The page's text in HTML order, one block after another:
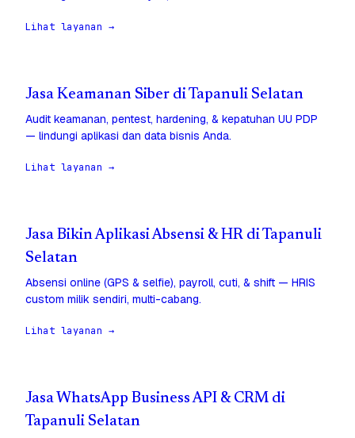
Lihat layanan →
Jasa Keamanan Siber di Tapanuli Selatan
Audit keamanan, pentest, hardening, & kepatuhan UU PDP
— lindungi aplikasi dan data bisnis Anda.
Lihat layanan →
Jasa Bikin Aplikasi Absensi & HR di Tapanuli
Selatan
Absensi online (GPS & selfie), payroll, cuti, & shift — HRIS
custom milik sendiri, multi-cabang.
Lihat layanan →
Jasa WhatsApp Business API & CRM di
Tapanuli Selatan